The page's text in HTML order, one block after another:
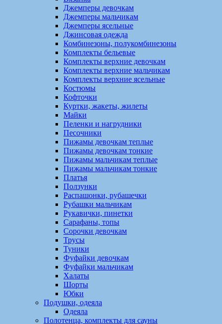
Джемперы девочкам
Джемперы мальчикам
Джемперы ясельные
Джинсовая одежда
Комбинезоны, полукомбинезоны
Комплекты бельевые
Комплекты верхние девочкам
Комплекты верхние мальчикам
Комплекты верхние ясельные
Костюмы
Кофточки
Куртки, жакеты, жилеты
Майки
Пеленки и нагрудники
Песочники
Пижамы девочкам теплые
Пижамы девочкам тонкие
Пижамы мальчикам теплые
Пижамы мальчикам тонкие
Платья
Ползунки
Распашонки, рубашечки
Рубашки мальчикам
Рукавички, пинетки
Сарафаны, топы
Сорочки девочкам
Трусы
Туники
Фуфайки девочкам
Фуфайки мальчикам
Халаты
Шорты
Юбки
Подушки, одеяла
Одеяла
Полотенца, комплекты для сауны